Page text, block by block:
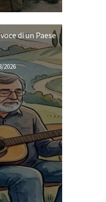
di un Paese
2026